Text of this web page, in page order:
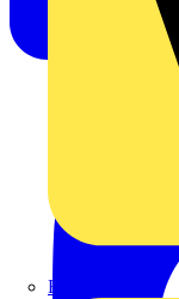
Hardy Schmitz